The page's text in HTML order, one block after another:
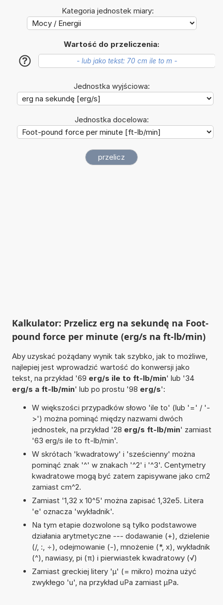
Kategoria jednostek miary:
Wartość do przeliczenia:
?
Jednostka wyjściowa:
Jednostka docelowa:
Kalkulator: Przelicz erg na sekundę na Foot-
pound force per minute (erg/s na ft-lb/min)
Aby uzyskać pożądany wynik tak szybko, jak to możliwe,
najlepiej jest wprowadzić wartość do konwersji jako
tekst, na przykład '69 erg/s ile to ft-lb/min' lub '34
erg/s a ft-lb/min' lub po prostu '98 erg/s':
W większości przypadków słowo 'ile to' (lub '=' / '-
>') można pominąć między nazwami dwóch
jednostek, na przykład '28 erg/s ft-lb/min' zamiast
'63 erg/s ile to ft-lb/min'.
W skrótach 'kwadratowy' i 'sześcienny' można
pominąć znak '^' w znakach '^2' i '^3'. Centymetry
kwadratowe mogą być zatem zapisywane jako cm2
zamiast cm^2.
Zamiast '1,32 x 10^5' można zapisać 1,32e5. Litera
'e' oznacza 'wykładnik'.
Na tym etapie dozwolone są tylko podstawowe
działania arytmetyczne --- dodawanie (+), dzielenie
(/, :, ÷), odejmowanie (-), mnożenie (*, x), wykładnik
(^), nawiasy, pi (π) i pierwiastek kwadratowy (√)
Zamiast greckiej litery 'µ' (= mikro) można użyć
zwykłego 'u', na przykład uPa zamiast µPa.